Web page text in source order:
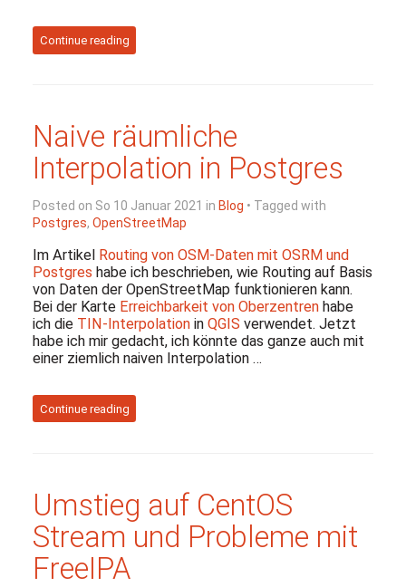
Continue reading
Naive räumliche
Interpolation in Postgres
Posted on So 10 Januar 2021 in Blog • Tagged with
Postgres, OpenStreetMap
Im Artikel Routing von OSM-Daten mit OSRM und
Postgres habe ich beschrieben, wie Routing auf Basis
von Daten der OpenStreetMap funktionieren kann.
Bei der Karte Erreichbarkeit von Oberzentrenhabe
ich die TIN-Interpolationin QGIS verwendet. Jetzt
habe ich mir gedacht, ich könnte das ganze auch mit
einer ziemlich naiven Interpolation …
Continue reading
Umstieg auf CentOS
Stream und Probleme mit
FreeIPA